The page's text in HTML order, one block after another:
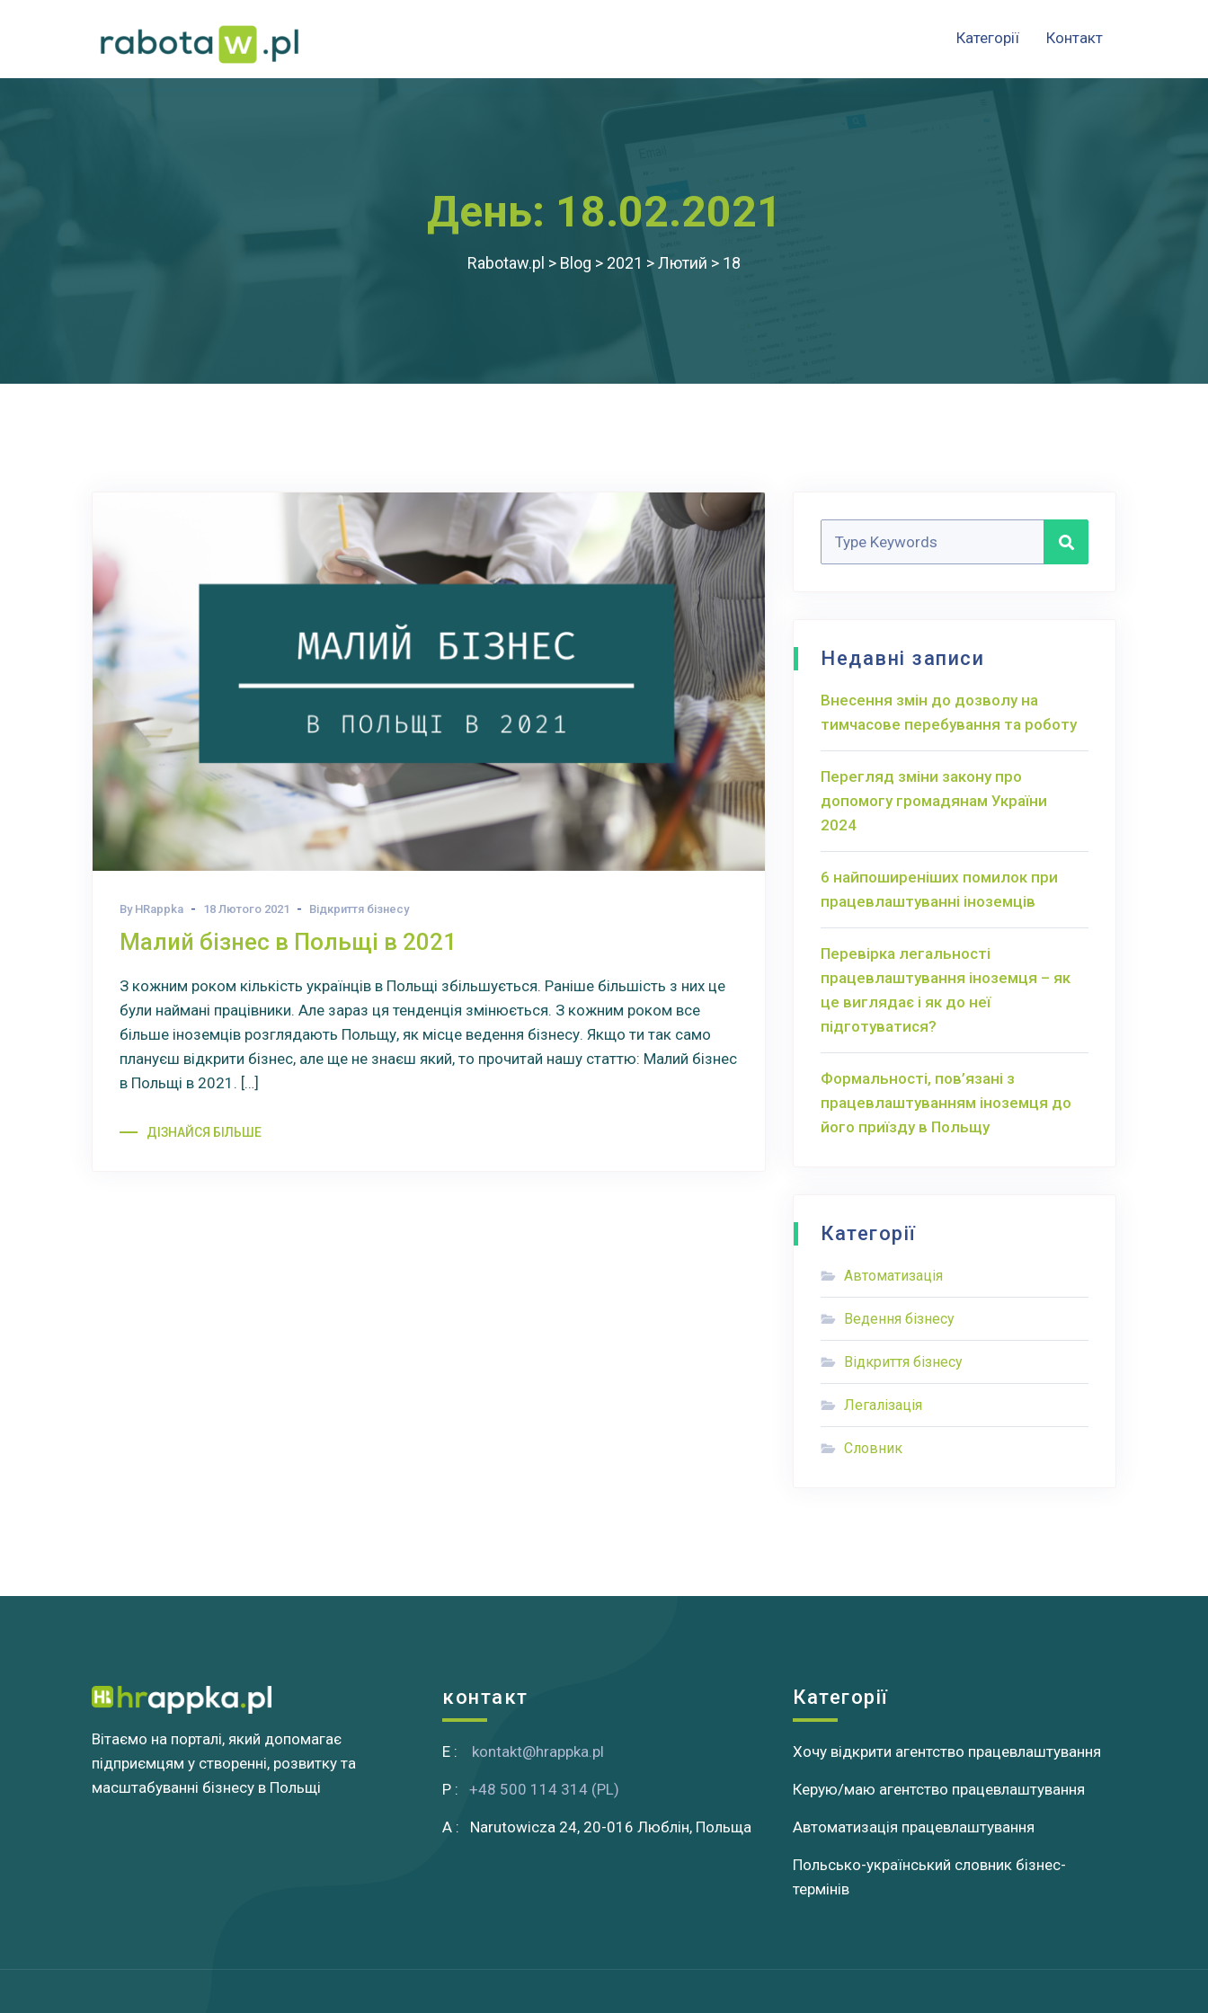
Категорії Контакт
День: 18.02.2021
Rabotaw.pl > Blog > 2021 >Лютий > 18
By HRappka 18 Лютого 2021 Відкриття бізнесу
Малий бізнес в Польщі в 2021
З кожним роком кількість українців в Польщі збільшується. Раніше більшість з них це
були наймані працівники. Але зараз ця тенденція змінюється. З кожним роком все
більше іноземців розглядають Польщу, як місце ведення бізнесу. Якщо ти так само
плануєш відкрити бізнес, але ще не знаєш який, то прочитай нашу статтю: Малий бізнес
в Польщі в 2021. […]
ДІЗНАЙСЯ БІЛЬШЕ
Недавні записи
Внесення змін до дозволу на
тимчасове перебування та роботу
Перегляд зміни закону про
допомогу громадянам України
2024
6 найпоширеніших помилок при
працевлаштуванні іноземців
Перевірка легальності
працевлаштування іноземця – як
це виглядає і як до неї
підготуватися?
Формальності, пов’язані з
працевлаштуванням іноземця до
його приїзду в Польщу
Категорії
Автоматизація
Ведення бізнесу
Відкриття бізнесу
Легалізація
Словник
Вітаємо на порталі, який допомагає
підприємцям у створенні, розвитку та
масштабуванні бізнесу в Польщі
контакт
E : kontakt@hrappka.pl
P : +48 500 114 314 (PL)
A : Narutowicza 24, 20-016 Люблін, Польща
Категорії
Хочу відкрити агентство працевлаштування
Керую/маю агентство працевлаштування
Автоматизація працевлаштування
Польсько-український словник бізнес-
термінів